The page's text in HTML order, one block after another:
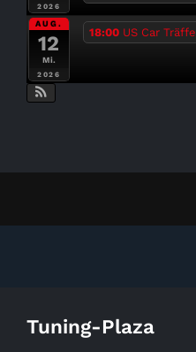
2026
AUG.
12
Mi.
2026
18:00 US Car Träffe
Tuning-Plaza